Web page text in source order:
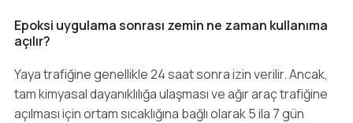
Epoksi uygulama sonrası zemin ne zaman kullanıma
açılır?
Yaya trafiğine genellikle 24 saat sonra izin verilir. Ancak,
tam kimyasal dayanıklılığa ulaşması ve ağır araç trafiğine
açılması için ortam sıcaklığına bağlı olarak 5 ila 7 gün